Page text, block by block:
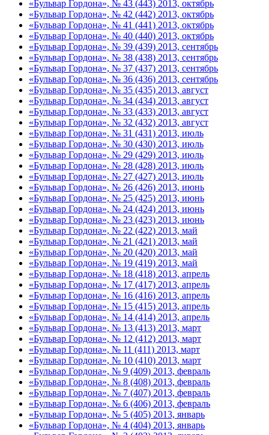
«Бульвар Гордона», № 43 (443) 2013, октябрь
«Бульвар Гордона», № 42 (442) 2013, октябрь
«Бульвар Гордона», № 41 (441) 2013, октябрь
«Бульвар Гордона», № 40 (440) 2013, октябрь
«Бульвар Гордона», № 39 (439) 2013, сентябрь
«Бульвар Гордона», № 38 (438) 2013, сентябрь
«Бульвар Гордона», № 37 (437) 2013, сентябрь
«Бульвар Гордона», № 36 (436) 2013, сентябрь
«Бульвар Гордона», № 35 (435) 2013, август
«Бульвар Гордона», № 34 (434) 2013, август
«Бульвар Гордона», № 33 (433) 2013, август
«Бульвар Гордона», № 32 (432) 2013, август
«Бульвар Гордона», № 31 (431) 2013, июль
«Бульвар Гордона», № 30 (430) 2013, июль
«Бульвар Гордона», № 29 (429) 2013, июль
«Бульвар Гордона», № 28 (428) 2013, июль
«Бульвар Гордона», № 27 (427) 2013, июль
«Бульвар Гордона», № 26 (426) 2013, июнь
«Бульвар Гордона», № 25 (425) 2013, июнь
«Бульвар Гордона», № 24 (424) 2013, июнь
«Бульвар Гордона», № 23 (423) 2013, июнь
«Бульвар Гордона», № 22 (422) 2013, май
«Бульвар Гордона», № 21 (421) 2013, май
«Бульвар Гордона», № 20 (420) 2013, май
«Бульвар Гордона», № 19 (419) 2013, май
«Бульвар Гордона», № 18 (418) 2013, апрель
«Бульвар Гордона», № 17 (417) 2013, апрель
«Бульвар Гордона», № 16 (416) 2013, апрель
«Бульвар Гордона», № 15 (415) 2013, апрель
«Бульвар Гордона», № 14 (414) 2013, апрель
«Бульвар Гордона», № 13 (413) 2013, март
«Бульвар Гордона», № 12 (412) 2013, март
«Бульвар Гордона», № 11 (411) 2013, март
«Бульвар Гордона», № 10 (410) 2013, март
«Бульвар Гордона», № 9 (409) 2013, февраль
«Бульвар Гордона», № 8 (408) 2013, февраль
«Бульвар Гордона», № 7 (407) 2013, февраль
«Бульвар Гордона», № 6 (406) 2013, февраль
«Бульвар Гордона», № 5 (405) 2013, январь
«Бульвар Гордона», № 4 (404) 2013, январь